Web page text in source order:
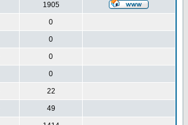
1905
0
0
0
0
22
49